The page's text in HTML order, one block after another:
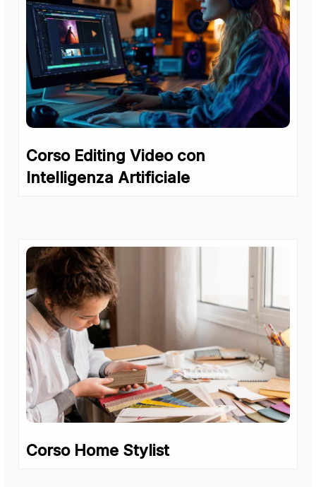
Corso Editing Video con
Intelligenza Artificiale
Corso Home Stylist